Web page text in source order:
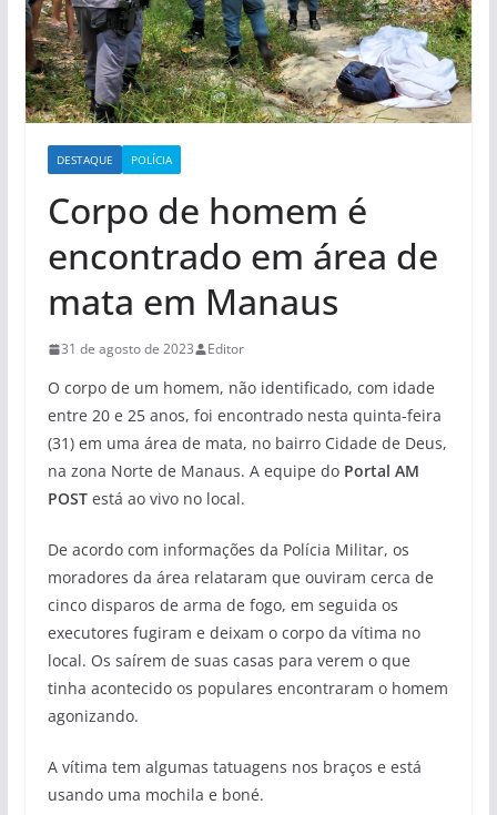
DESTAQUE POLÍCIA
Corpo de homem é
encontrado em área de
mata em Manaus
31 de agosto de 2023 Editor
O corpo de um homem, não identificado, com idade
entre 20 e 25 anos, foi encontrado nesta quinta-feira
(31) em uma área de mata, no bairro Cidade de Deus,
na zona Norte de Manaus. A equipe do Portal AM
POSTestá ao vivo no local.
De acordo com informações da Polícia Militar, os
moradores da área relataram que ouviram cerca de
cinco disparos de arma de fogo, em seguida os
executores fugiram e deixam o corpo da vítima no
local. Os saírem de suas casas para verem o que
tinha acontecido os populares encontraram o homem
agonizando.
A vítima tem algumas tatuagens nos braços e está
usando uma mochila e boné.